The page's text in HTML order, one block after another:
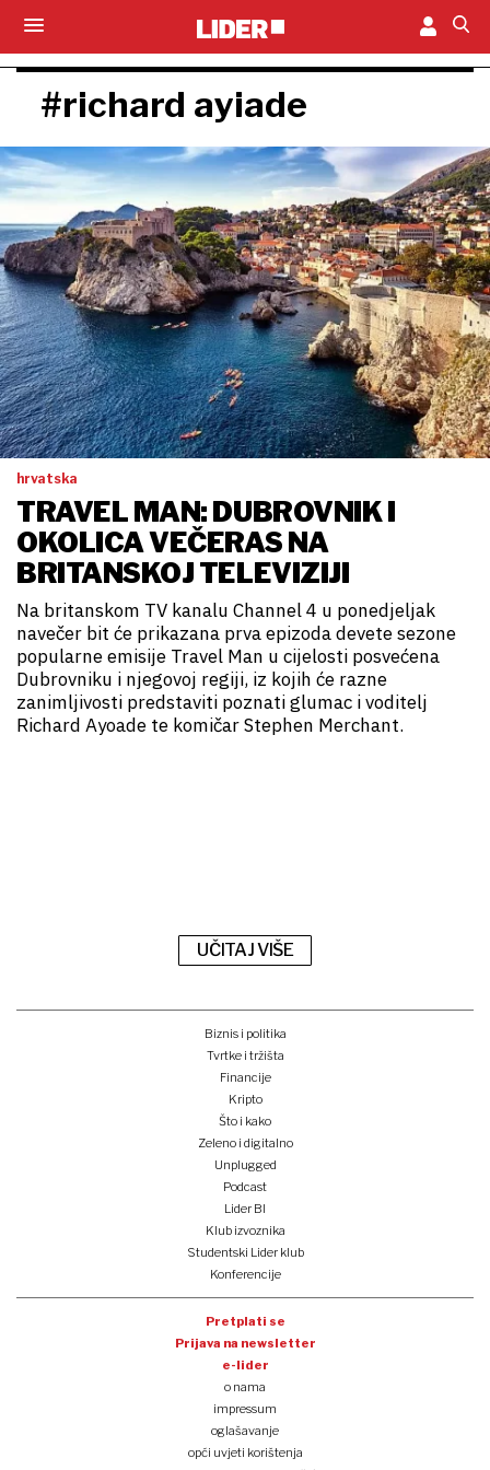
#richard ayiade
hrvatska
TRAVEL MAN: DUBROVNIK I
OKOLICA VEČERAS NA
BRITANSKOJ TELEVIZIJI
Na britanskom TV kanalu Channel 4 u ponedjeljak
navečer bit će prikazana prva epizoda devete sezone
popularne emisije Travel Man u cijelosti posvećena
Dubrovniku i njegovoj regiji, iz kojih će razne
zanimljivosti predstaviti poznati glumac i voditelj
Richard Ayoade te komičar Stephen Merchant.
UČITAJ VIŠE
Biznis i politika
Tvrtke i tržišta
Financije
Kripto
Što i kako
Zeleno i digitalno
Unplugged
Podcast
Lider BI
Klub izvoznika
Studentski Lider klub
Konferencije
Pretplati se
Prijava na newsletter
e-lider
o nama
impressum
oglašavanje
opći uvjeti korištenja